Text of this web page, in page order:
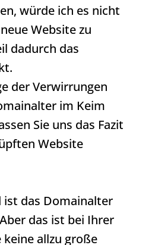
würde ich es nicht
Website zu
dadurch das
der Verwirrungen
im Keim
Sie uns das Fazit
Website
ist das Domainalter
das ist bei Ihrer
allzu große